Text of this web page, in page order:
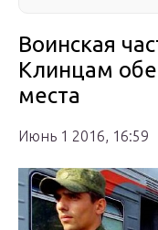
Воинская
Клинцам
места
Июнь 1 2016, 16:59